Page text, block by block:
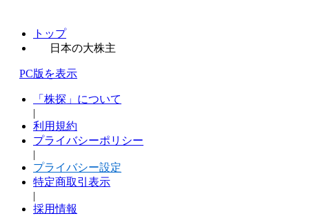
トップ
日本の大株主
PC版を表示
「株探」について
|
利用規約
プライバシーポリシー
|
プライバシー設定
特定商取引表示
|
採用情報